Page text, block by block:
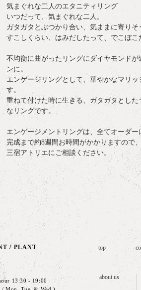
気まぐれな二人のエタニティリング
いつだって、気まぐれな二人。
ガタガタとぶつかり合い、気ままに寄りそ
すこしくらい、はみだしたって、でこぼこ
不均衡に曲がったリングにダイヤモンド
ンに。
エンゲージリングとして、華やかなマリ
す。
重ねて付けた時に生きる、ガタガタとし
なリングです。
エンゲージメントリングは、全てオーダー
完成まで約8週間お時間がかかりますので
三宿アトリエにご相談ください。
/ PLANT top
13:30 - 19:00
about us